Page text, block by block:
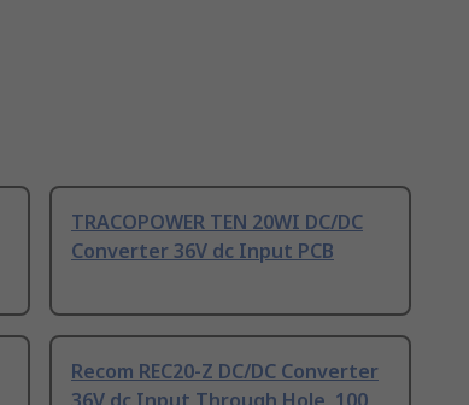
TRACOPOWER TEN 20WI DC/DC
Converter 36V dc Input PCB
Recom REC20-Z DC/DC Converter